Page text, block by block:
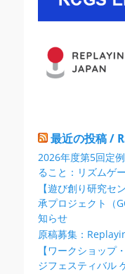
シ
ョ
最近の投稿 /
2026年度第5回定
ること：リズムゲ
【遊び創り研究セ
承プロジェクト（
知らせ
原稿募集：
【ワークショップ
ジフェスティバル